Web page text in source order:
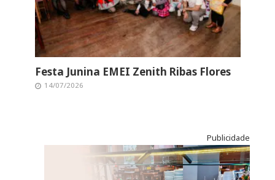
Festa Junina EMEI Zenith Ribas Flores
14/07/2026
Publicidade